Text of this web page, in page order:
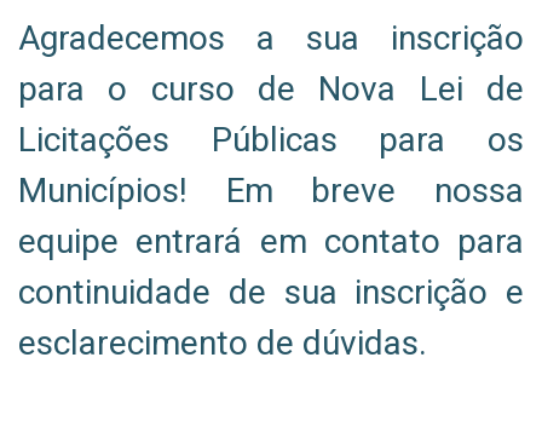
Agradecemos a sua inscrição
para o curso de Nova Lei de
Licitações Públicas para os
Municípios! Em breve nossa
equipe entrará em contato para
continuidade de sua inscrição e
esclarecimento de dúvidas.